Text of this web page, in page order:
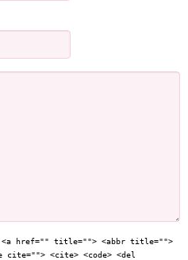
<a href="" title=""> <abbr title="">
cite=""> <cite> <code> <del